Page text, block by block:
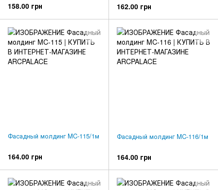
158.00 грн 162.00 грн
Фасадный молдинг MC-115/1м
164.00 грн
Фасадный молдинг MC-116/1м
164.00 грн